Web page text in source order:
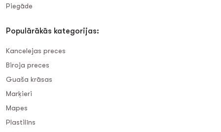
Piegāde
Populārākās kategorijas:
Kancelejas preces
Biroja preces
Guaša krāsas
Marķieri
Mapes
Plastilīns